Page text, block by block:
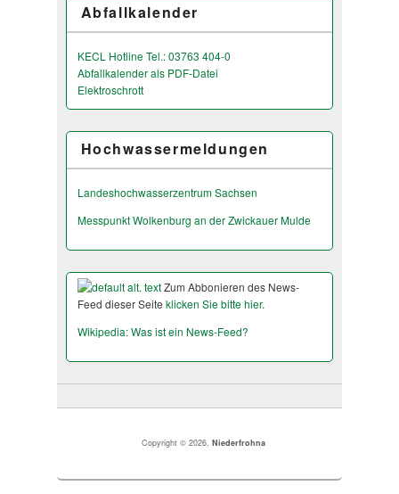
Abfallkalender
KECL Hotline Tel.: 03763 404-0
Abfallkalender als PDF-Datei
Elektroschrott
Hochwassermeldungen
Landeshochwas­serzentrum Sachsen
Messpunkt Wolkenburg an der Zwickauer Mulde
Zum Abbonieren des News-
Feed dieser Seite klicken Sie bitte hier.
Wikipedia: Was ist ein News-Feed?
Copyright © 2026,Niederfrohna